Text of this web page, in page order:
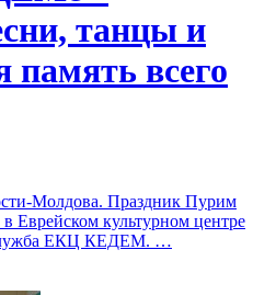
танцы и
память всего
Молдова. Праздник Пурим
Еврейском культурном центре
ЕКЦ КЕДЕМ. …